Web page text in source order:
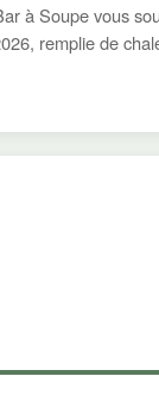
à Soupe vous
remplie de